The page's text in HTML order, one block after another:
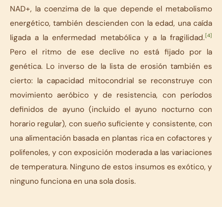
NAD+, la coenzima de la que depende el metabolismo
energético, también descienden con la edad, una caída
ligada a la enfermedad metabólica y a la fragilidad.[4]
Pero el ritmo de ese declive no está fijado por la
genética. Lo inverso de la lista de erosión también es
cierto: la capacidad mitocondrial se reconstruye con
movimiento aeróbico y de resistencia, con períodos
definidos de ayuno (incluido el ayuno nocturno con
horario regular), con sueño suficiente y consistente, con
una alimentación basada en plantas rica en cofactores y
polifenoles, y con exposición moderada a las variaciones
de temperatura. Ninguno de estos insumos es exótico, y
ninguno funciona en una sola dosis.